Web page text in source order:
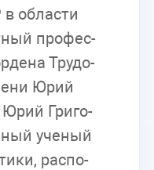
об­ла­сти
про­фес­
Тру­до­
Юрий
Юрий Гри­го­
уче­ный
рас­по­